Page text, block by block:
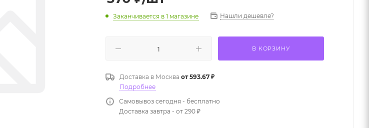
Заканчивается в 1 магазине Нашли дешевле?
В КОРЗИНУ
Доставка в Москва от 593.67 ₽
Подробнее
Самовывоз сегодня - бесплатно
Доставка завтра - от 290 ₽